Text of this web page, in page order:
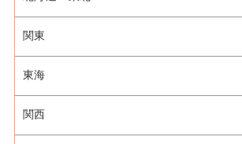
関東
東海
関西